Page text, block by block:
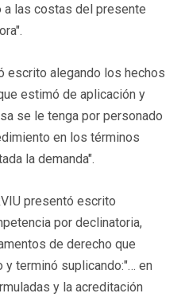
a las costas del presente
escrito alegando los hechos
estimó de aplicación y
se le tenga por personado
en los términos
la demanda".
presentó escrito
por declinatoria,
de derecho que
terminó suplicando:"… en
y la acreditación